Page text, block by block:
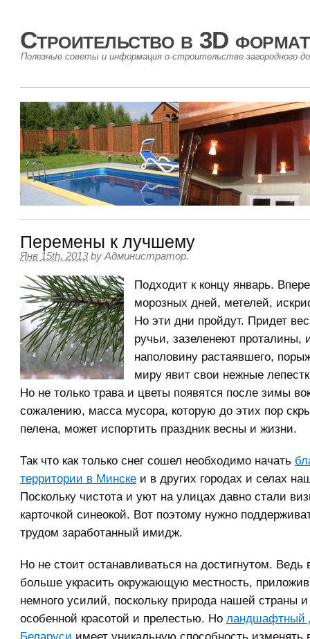
Строительство в 3D
Полезные советы и информация о строительстве загородного
Перемены к лучшему
Янв 15th, 2013 by Администратор.
Подходит к концу январь.
морозных дней, метелей,
Но эти дни пройдут. Придет
ручьи, зазеленеют проталины,
наполовину растаявшего,
миру явит свои нежные
Но не только трава и цветы появятся после зимы
сожалению, масса мусора, которую до этих пор
пелена, может испортить праздник весны и жизни.
Так что как только снег сошел необходимо начать
территории в Минске и в других городах и селах
Поскольку чистота и уют на улицах давно стали
карточкой синеокой. Вот поэтому нужно
трудом заработанный имидж.
Но не стоит останавливаться на достигнутом.
больше украсить окружающую местность,
немного усилий, поскольку природа нашей страны и
особенной красотой и прелестью. Но ландшафтный
Беларуси имеет уникальную способность